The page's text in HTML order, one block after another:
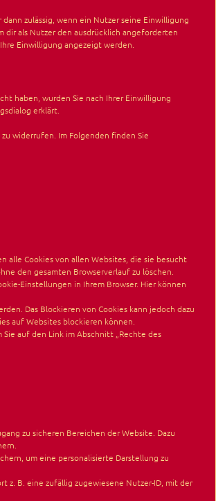
dann zulässig, wenn ein Nutzer seine Einwilligung
dir als Nutzer den ausdrücklich angeforderten
Einwilligung angezeigt werden.
haben, wurden Sie nach Ihrer Einwilligung
erklärt.
widerrufen. Im Folgenden finden Sie
alle Cookies von allen Websites, die sie besucht
den gesamten Browserverlauf zu löschen.
Einstellungen in Ihrem Browser. Hier können
Das Blockieren von Cookies kann jedoch dazu
auf Websites blockieren können.
auf den Link im Abschnitt „Rechte des
zu sicheren Bereichen der Website. Dazu
um eine personalisierte Darstellung zu
z. B. eine zufällig zugewiesene Nutzer-ID, mit der